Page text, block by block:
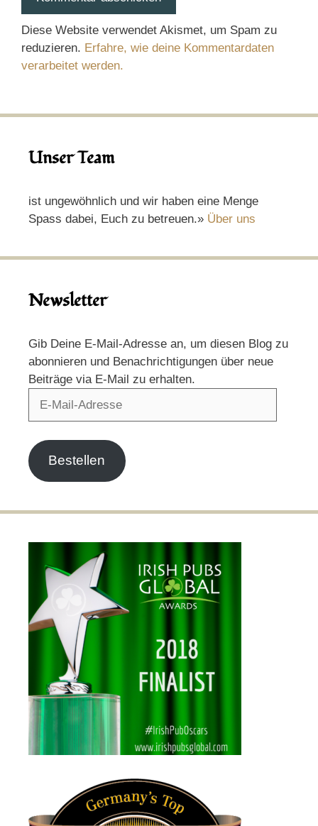
Diese Website verwendet Akismet, um Spam zu
reduzieren. Erfahre, wie deine Kommentardaten
verarbeitet werden.
Unser Team
ist ungewöhnlich und wir haben eine Menge
Spass dabei, Euch zu betreuen.» Über uns
Newsletter
Gib Deine E-Mail-Adresse an, um diesen Blog zu
abonnieren und Benachrichtigungen über neue
Beiträge via E-Mail zu erhalten.
Bestellen